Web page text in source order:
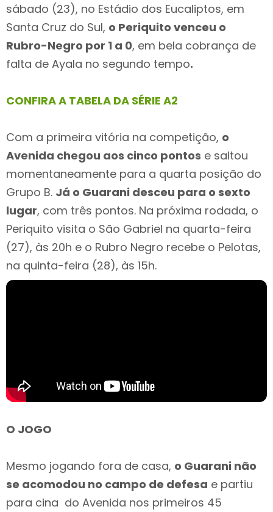
sábado (23), no Estádio dos Eucaliptos, em
Santa Cruz do Sul, o Periquito venceu o
Rubro-Negro por 1 a 0, em bela cobrança de
falta de Ayala no segundo tempo.
CONFIRA A TABELA DA SÉRIE A2
Com a primeira vitória na competição, o
Avenida chegou aos cinco pontos e saltou
momentaneamente para a quarta posição do
Grupo B. Já o Guarani desceu para o sexto
lugar, com três pontos. Na próxima rodada, o
Periquito visita o São Gabriel na quarta-feira
(27), às 20h e o Rubro Negro recebe o Pelotas,
na quinta-feira (28), às 15h.
O JOGO
Mesmo jogando fora de casa, o Guarani não
se acomodou no campo de defesa e partiu
para cina do Avenida nos primeiros 45